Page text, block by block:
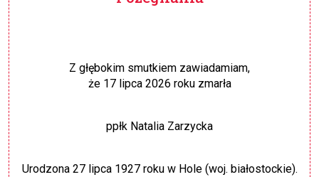
Z głębokim smutkiem zawiadamiam,
że 17 lipca 2026 roku zmarła
ppłk Natalia Zarzycka
Urodzona 27 lipca 1927 roku w Hole (woj. białostockie).